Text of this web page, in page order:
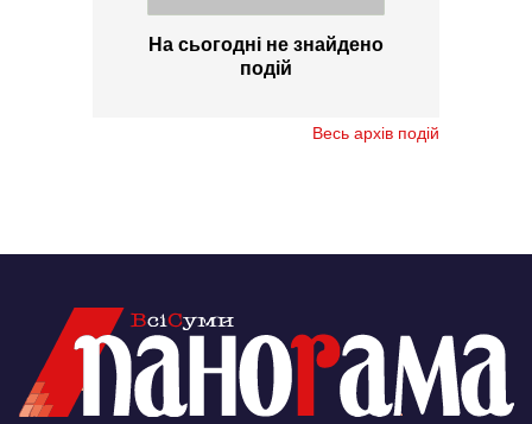
На сьогодні не знайдено
подій
Весь архів подій